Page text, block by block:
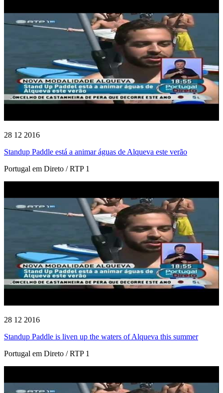
28 12 2016
Standup Paddle está a animar águas de Alqueva este verão
Portugal em Direto / RTP 1
28 12 2016
Standup Paddle is liven up the waters of Alqueva this summer
Portugal em Direto / RTP 1